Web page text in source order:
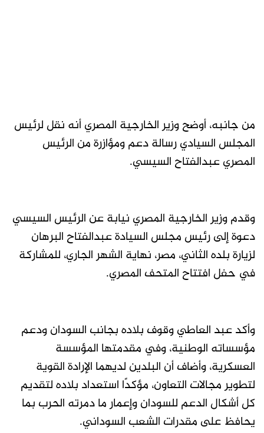
من جانبه، أوضح وزير الخارجية المصري أنه نقل لرئيس
المجلس السيادي رسالة دعم ومؤازرة من الرئيس
المصري عبدالفتاح السيسي.
وقدم وزير الخارجية المصري نيابة عن الرئيس السيسي
دعوة إلى رئيس مجلس السيادة عبدالفتاح البرهان
لزيارة بلده الثاني، مصر، نهاية الشهر الجاري، للمشاركة
في حفل افتتاح المتحف المصري.
وأكد عبد العاطي وقوف بلاده بجانب السودان ودعم
مؤسساته الوطنية، وفي مقدمتها المؤسسة
العسكرية، وأضاف أن البلدين لديهما الإرادة القوية
لتطوير مجالات التعاون، مؤكدًا استعداد بلاده لتقديم
كل أشكال الدعم للسودان وإعمار ما دمرته الحرب بما
يحافظ على مقدرات الشعب السوداني.